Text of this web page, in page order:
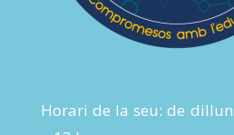
Horari de la seu: de